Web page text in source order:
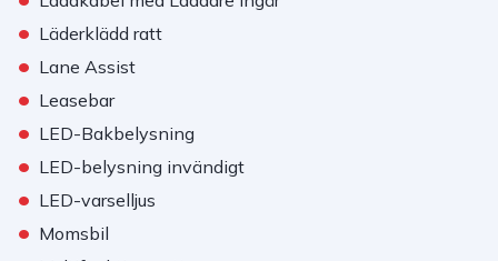
• Läderklädd ratt
• Lane Assist
• Leasebar
• LED-Bakbelysning
• LED-belysning invändigt
• LED-varselljus
• Momsbil